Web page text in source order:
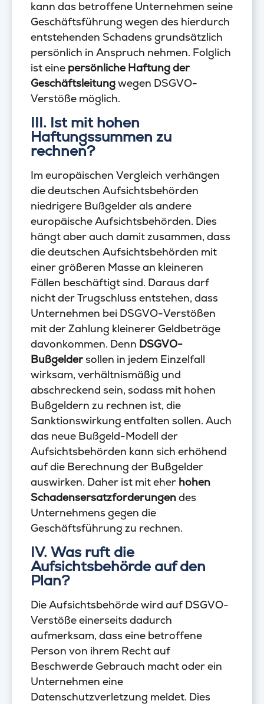
kann das betroffene Unternehmen seine
Geschäftsführung wegen des hierdurch
entstehenden Schadens grundsätzlich
persönlich in Anspruch nehmen. Folglich
ist eine persönliche Haftung der
Geschäftsleitungwegen DSGVO-
Verstöße möglich.
III. Ist mit hohen
Haftungssummen zu
rechnen?
Im europäischen Vergleich verhängen
die deutschen Aufsichtsbehörden
niedrigere Bußgelder als andere
europäische Aufsichtsbehörden. Dies
hängt aber auch damit zusammen, dass
die deutschen Aufsichtsbehörden mit
einer größeren Masse an kleineren
Fällen beschäftigt sind. Daraus darf
nicht der Trugschluss entstehen, dass
Unternehmen bei DSGVO-Verstößen
mit der Zahlung kleinerer Geldbeträge
davonkommen. Denn DSGVO-
Bußgeldersollen in jedem Einzelfall
wirksam, verhältnismäßig und
abschreckend sein, sodass mit hohen
Bußgeldern zu rechnen ist, die
Sanktionswirkung entfalten sollen. Auch
das neue Bußgeld-Modell der
Aufsichtsbehörden kann sich erhöhend
auf die Berechnung der Bußgelder
auswirken. Daher ist mit eher hohen
Schadensersatzforderungendes
Unternehmens gegen die
Geschäftsführung zu rechnen.
IV. Was ruft die
Aufsichtsbehörde auf den
Plan?
Die Aufsichtsbehörde wird auf DSGVO-
Verstöße einerseits dadurch
aufmerksam, dass eine betroffene
Person von ihrem Recht auf
Beschwerde Gebrauch macht oder ein
Unternehmen eine
Datenschutzverletzung meldet. Dies